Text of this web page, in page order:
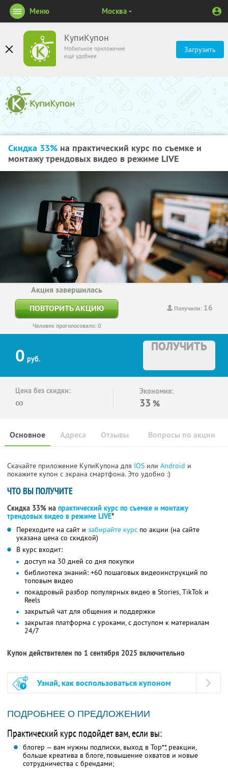
КупиКупон
Мобильное приложение
ещё удобнее
Загрузить
Меню Москва
Скидка 33% на практический курс по съемке и
монтажу трендовых видео в режиме LIVE
Получили: 16
Акция завершилась
ПОВТОРИТЬ АКЦИЮ
Человек проголосовало: 0
0 руб.
ПОЛУЧИТЬ
Цена без скидки:
∞
Экономия:
33 %
Основное Отзывы Вопросы по акции
Адреса
Скачайте приложение КупиКупона для IOS или Android и
покажите купон с экрана смартфона. Это удобно :)
ЧТО ВЫ ПОЛУЧИТЕ
Скидка 33% на практический курс по съемке и монтажу
трендовых видео в режиме LIVE*
Переходите на сайт и забирайте курс по акции (на сайте
указана цена со скидкой)
В курс входит:
доступ на 30 дней со дня покупки
библиотека знаний: +60 пошаговых видеоинструкций по
топовым видео
покадровый разбор популярных видео в Stories, TikTok и
Reels
закрытый чат для общения и поддержки
закрытая платформа с уроками, с доступом к материалам
24/7
Купон действителен по 1 сентября 2025 включительно
Узнай, как воспользоваться купоном
ПОДРОБНЕЕ О ПРЕДЛОЖЕНИИ
Практический курс подойдет вам, если вы:
блогер — вам нужны подписки, выход в Top**, реакции,
больше креатива в блоге, повышение охватов и новые
сотрудничества с брендами;